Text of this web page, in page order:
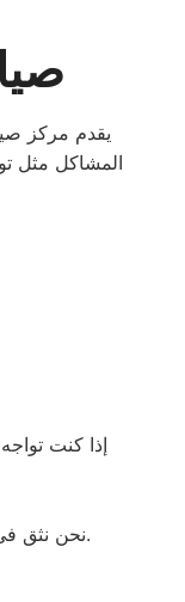
يقدم مركز
المشاكل مثل
إذا كنت
نحن نثقمع فريق خدمة العملاء من خلال فروعنا أو عبر موقعنا الإلكتروني للحصول على الدعم اللازم في أسرع وقت.